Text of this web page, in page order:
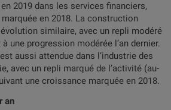
2019 dans les services financiers,
en 2018. La construction
similaire, avec un repli modéré
une progression modérée l’an dernier.
aussi attendue dans l’industrie des
avec un repli marqué de l’activité (au-
une croissance marquée en 2018.
an